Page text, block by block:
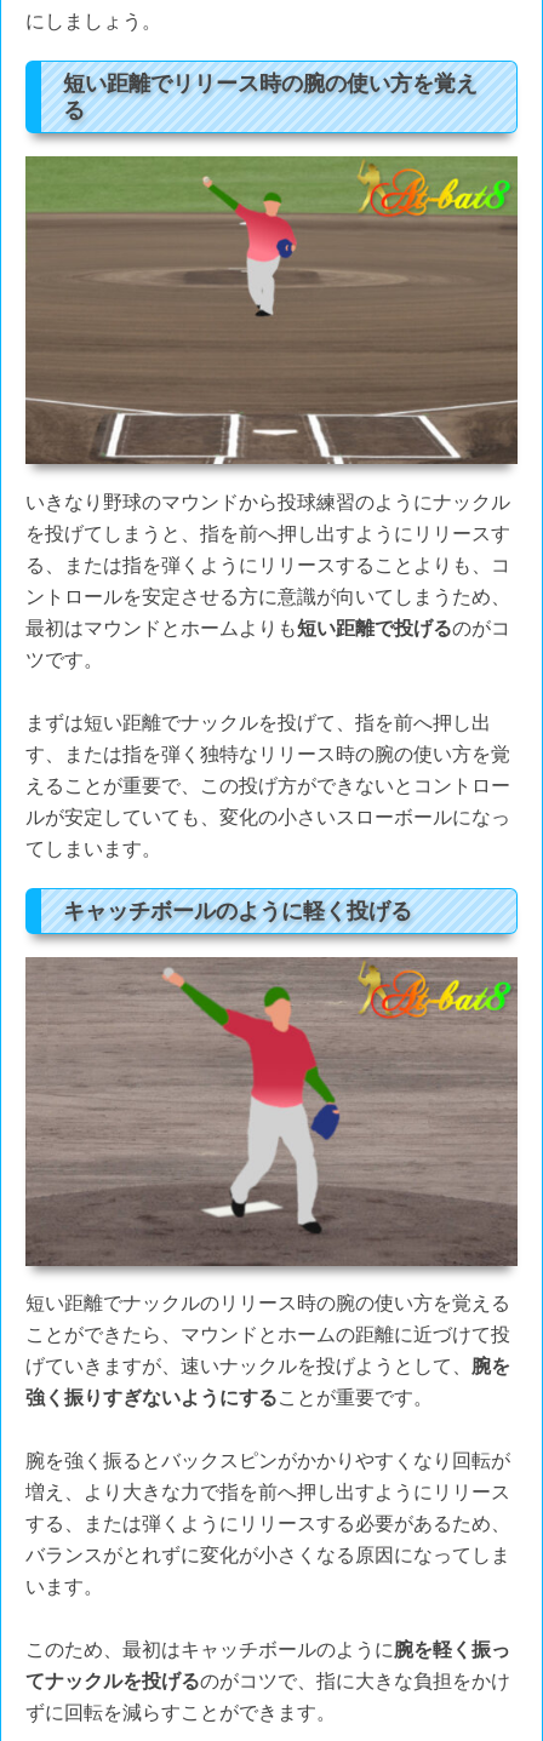
にしましょう。
短い距離でリリース時の腕の使い方を覚え
る
いきなり野球のマウンドから投球練習のようにナックル
を投げてしまうと、指を前へ押し出すようにリリースす
る、または指を弾くようにリリースすることよりも、コ
ントロールを安定させる方に意識が向いてしまうため、
最初はマウンドとホームよりも短い距離で投げるのがコ
ツです。
まずは短い距離でナックルを投げて、指を前へ押し出
す、または指を弾く独特なリリース時の腕の使い方を覚
えることが重要で、この投げ方ができないとコントロー
ルが安定していても、変化の小さいスローボールになっ
てしまいます。
キャッチボールのように軽く投げる
短い距離でナックルのリリース時の腕の使い方を覚える
ことができたら、マウンドとホームの距離に近づけて投
げていきますが、速いナックルを投げようとして、 腕を
強く振りすぎないようにすることが重要です。
腕を強く振るとバックスピンがかかりやすくなり回転が
増え、より大きな力で指を前へ押し出すようにリリース
する、または弾くようにリリースする必要があるため、
バランスがとれずに変化が小さくなる原因になってしま
います。
このため、最初はキャッチボールのように腕を軽く振っ
てナックルを投げるのがコツで、指に大きな負担をかけ
ずに回転を減らすことができます。